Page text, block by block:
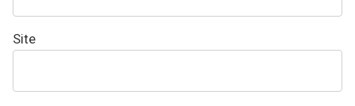
Site